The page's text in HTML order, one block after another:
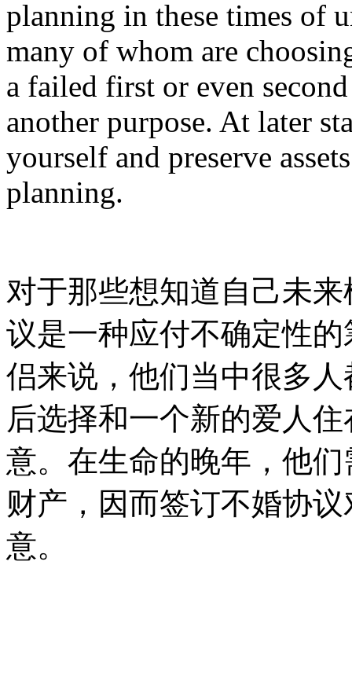
planning in these times of
many of whom are
a failed first or even
another purpose. At later
yourself and preserve
planning.
对于那些想知道自己未
议是一种应付不确定性
侣来说，他们当中很多
后选择和一个新的爱人
意。在生命的晚年，他
财产，因而签订不婚协
意。